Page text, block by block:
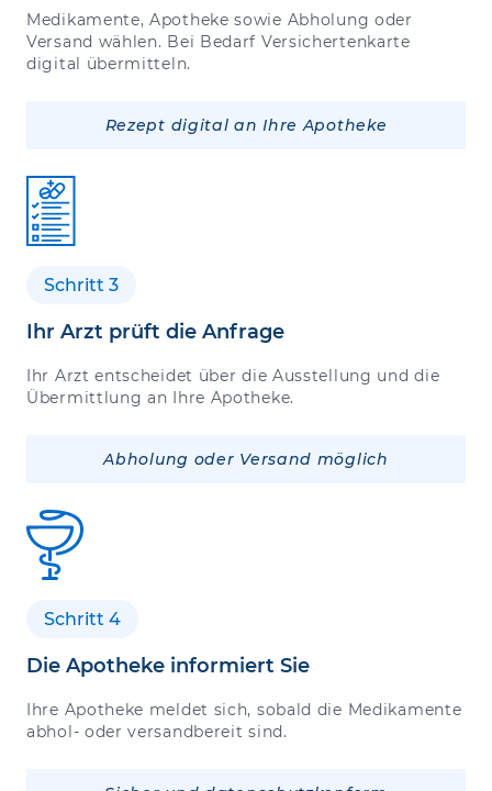
Medikamente, Apotheke sowie Abholung oder
Versand wählen. Bei Bedarf Versichertenkarte
digital übermitteln.
Rezept digital an Ihre Apotheke
Schritt 3
Ihr Arzt prüft die Anfrage
Ihr Arzt entscheidet über die Ausstellung und die
Übermittlung an Ihre Apotheke.
Abholung oder Versand möglich
Schritt 4
Die Apotheke informiert Sie
Ihre Apotheke meldet sich, sobald die Medikamente
abhol- oder versandbereit sind.